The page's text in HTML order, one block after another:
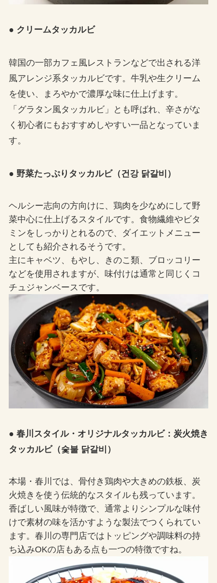
● クリームタッカルビ
韓国の一部カフェ風レストランなどで出される洋
風アレンジ系タッカルビです。牛乳や生クリーム
を使い、まろやかで濃厚な味に仕上げます。
「グラタン風タッカルビ」とも呼ばれ、辛さがな
く初心者にもおすすめしやすい一品となっていま
す。
● 野菜たっぷりタッカルビ（건강 닭갈비）
ヘルシー志向の方向けに、鶏肉を少なめにして野
菜中心に仕上げるスタイルです。食物繊維やビタ
ミンをしっかりとれるので、ダイエットメニュー
としても紹介されるそうです。
主にキャベツ、もやし、きのこ類、ブロッコリー
などを使用されますが、味付けは通常と同じくコ
チュジャンベースです。
● 春川スタイル・オリジナルタッカルビ：炭火焼き
タッカルビ（숯불 닭갈비）
本場・春川では、骨付き鶏肉や大きめの鉄板、炭
火焼きを使う伝統的なスタイルも残っています。
香ばしい風味が特徴で、通常よりシンプルな味付
けで素材の味を活かすような製法でつくられてい
ます。春川の専門店ではトッピングや調味料の持
ち込みOKの店もある点も一つの特徴ですね。